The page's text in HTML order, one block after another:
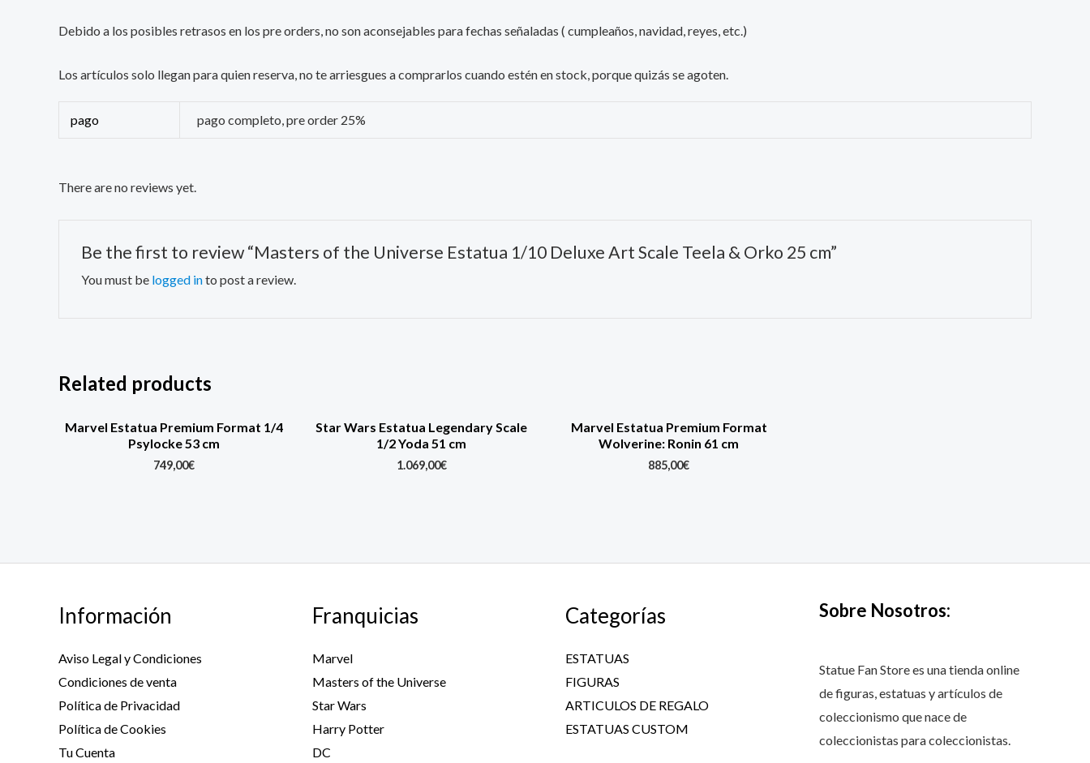
Debido a los posibles retrasos en los pre orders, no son aconsejables para fechas señaladas ( cumpleaños, navidad, reyes, etc.)
Los artículos solo llegan para quien reserva, no te arriesgues a comprarlos cuando estén en stock, porque quizás se agoten.
pago pago completo, pre order 25%
There are no reviews yet.
Be the first to review “Masters of the Universe Estatua 1/10 Deluxe Art Scale Teela & Orko 25 cm”
You must be logged into post a review.
Related products
Marvel Estatua Premium Format 1/4
Psylocke 53 cm
749,00€
Star Wars Estatua Legendary Scale
1/2 Yoda 51 cm
1.069,00€
Marvel Estatua Premium Format
Wolverine: Ronin 61 cm
885,00€
Información
Aviso Legal y Condiciones
Condiciones de venta
Política de Privacidad
Política de Cookies
Tu Cuenta
Franquicias
Marvel
Masters of the Universe
Star Wars
Harry Potter
DC
Categorías
ESTATUAS
FIGURAS
ARTICULOS DE REGALO
ESTATUAS CUSTOM
Sobre Nosotros:
Statue Fan Store es una tienda online
de figuras, estatuas y artículos de
coleccionismo que nace de
coleccionistas para coleccionistas.